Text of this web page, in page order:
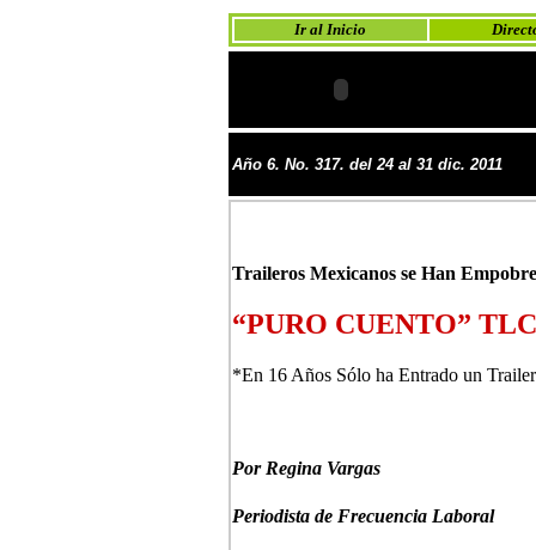
Ir al Inicio
Año 6. No. 317. del 24 al 31 dic. 2011
Traileros Mexicanos se Han
“PURO CUENTO”
*En 16 Años Sólo ha Entrado un
Por Regina Vargas
Periodista de Frecuencia Laboral